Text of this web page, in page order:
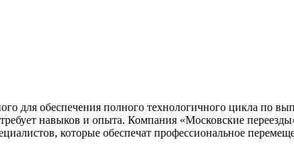
для обеспечения полного технологичного цикла по
навыков и опыта. Компания «Московские
которые обеспечат профессиональное